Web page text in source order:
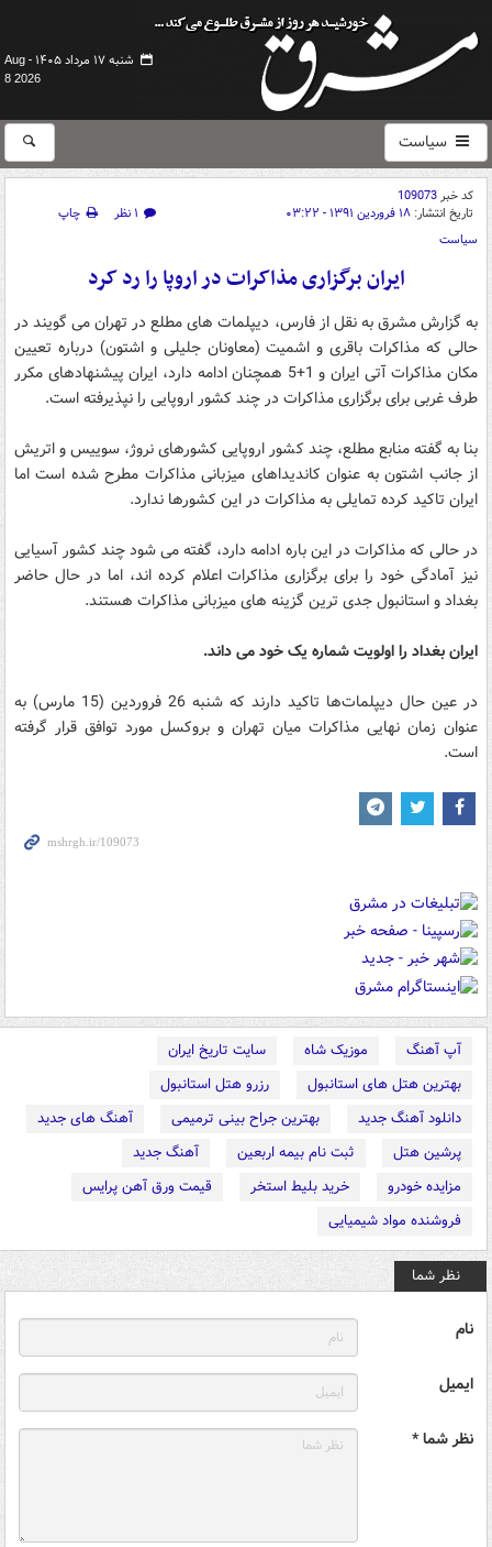
شنبه ۱۷ مرداد ۱۴۰۵ -
Aug
8 2026
سیاست
کد خبر109073
تاریخ انتشار: ۱۸ فروردین ۱۳۹۱ - ۰۳:۲۲ ۱ نظر
چاپ
سیاست
ایران برگزاری مذاکرات در اروپا را رد کرد
به گزارش مشرق به نقل از فارس، دیپلمات های مطلع در تهران می گویند در
حالی که مذاکرات باقری و اشمیت (معاونان جلیلی و اشتون) درباره تعیین
مکان مذاکرات آتی ایران و 1+5 همچنان ادامه دارد، ایران پیشنهادهای مکرر
طرف غربی برای برگزاری مذاکرات در چند کشور اروپایی را نپذیرفته است.
بنا به گفته منابع مطلع، چند کشور اروپایی کشورهای نروژ، سوییس و اتریش
از جانب اشتون به عنوان کاندیداهای میزبانی مذاکرات مطرح شده است اما
ایران تاکید کرده تمایلی به مذاکرات در این کشورها ندارد.
در حالی که مذاکرات در این باره ادامه دارد، گفته می شود چند کشور آسیایی
نیز آمادگی خود را برای برگزاری مذاکرات اعلام کرده اند، اما در حال حاضر
بغداد و استانبول جدی ترین گزینه های میزبانی مذاکرات هستند.
ایران بغداد را اولویت شماره یک خود می داند.
در عین حال دیپلمات‌ها تاکید دارند که شنبه 26 فروردین (15 مارس) به
عنوان زمان نهایی مذاکرات میان تهران و بروکسل مورد توافق قرار گرفته
است.
آپ آهنگ موزیک شاه
سایت تاریخ ایران
بهترین هتل های استانبول
رزرو هتل استانبول
دانلود آهنگ جدید
بهترین جراح بینی ترمیمی
آهنگ های جدید
پرشین هتل
ثبت نام بیمه اربعین
آهنگ جدید
مزایده خودرو
خرید بلیط استخر
قیمت ورق آهن پرایس
فروشنده مواد شیمیایی
نظر شما
نام
ایمیل
نظر شما *